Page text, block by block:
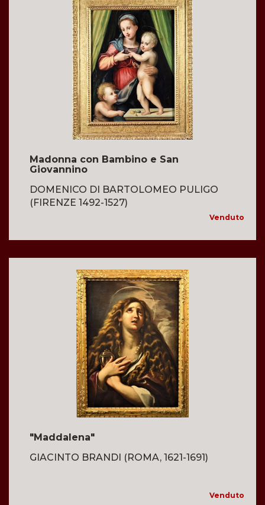
Madonna con Bambino e San
Giovannino
DOMENICO DI BARTOLOMEO PULIGO
(FIRENZE 1492-1527)
Venduto
"Maddalena"
GIACINTO BRANDI (ROMA, 1621-1691)
Venduto